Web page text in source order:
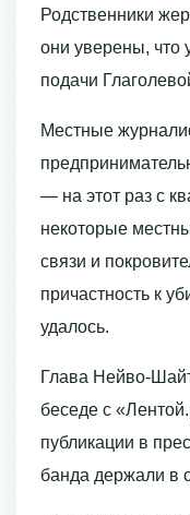
Родственники
они уверены, что
подачи
Местные
— на этот раз с
некоторые
связи и
причастность к
удалось.
Глава Нейво-
беседе с
публикации в
банда держали в